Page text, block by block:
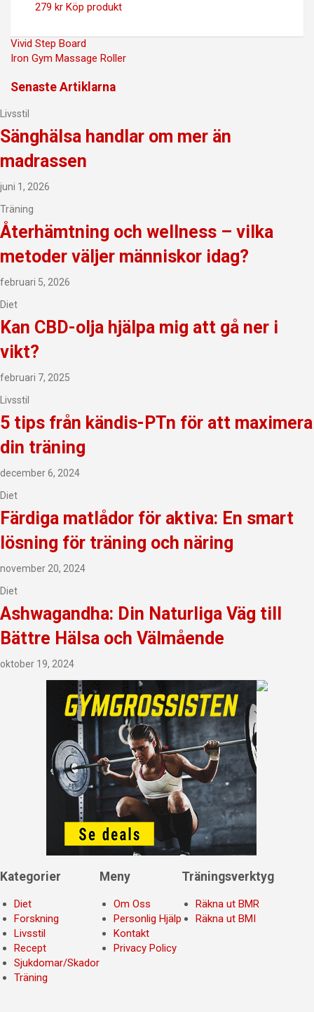
279 kr Köp produkt
Inläggsnavigering
Vivid Step Board
Iron Gym Massage Roller
Senaste Artiklarna
Livsstil
Sänghälsa handlar om mer än
madrassen
juni 1, 2026
Träning
Återhämtning och wellness – vilka
metoder väljer människor idag?
februari 5, 2026
Diet
Kan CBD-olja hjälpa mig att gå ner i
vikt?
februari 7, 2025
Livsstil
5 tips från kändis-PTn för att maximera
din träning
december 6, 2024
Diet
Färdiga matlådor för aktiva: En smart
lösning för träning och näring
november 20, 2024
Diet
Ashwagandha: Din Naturliga Väg till
Bättre Hälsa och Välmående
oktober 19, 2024
Kategorier
Diet
Forskning
Livsstil
Recept
Sjukdomar/Skador
Träning
Meny
Om Oss
Personlig Hjälp
Kontakt
Privacy Policy
Träningsverktyg
Räkna ut BMR
Räkna ut BMI